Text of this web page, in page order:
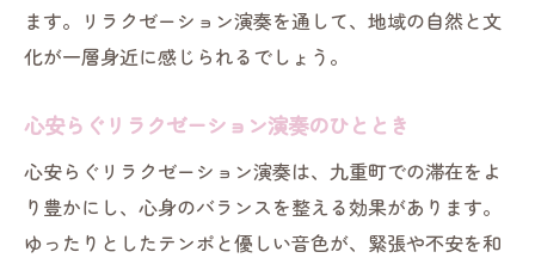
ます。リラクゼーション演奏を通して、地域の自然と文
化が一層身近に感じられるでしょう。
心安らぐリラクゼーション演奏のひととき
心安らぐリラクゼーション演奏は、九重町での滞在をよ
り豊かにし、心身のバランスを整える効果があります。
ゆったりとしたテンポと優しい音色が、緊張や不安を和